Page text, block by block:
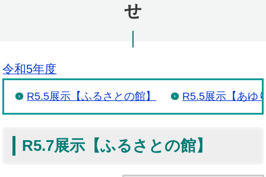
せ
令和5年度
R5.5展示【ふるさとの館】 R5.5展示【あゆ
R5.7展示【ふるさとの館】